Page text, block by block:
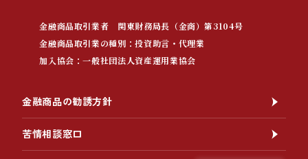
金融商品取引業者 関東財務局長（金商）第3104号
金融商品取引業の種別：投資助言・代理業
加入協会：一般社団法人資産運用業協会
金融商品の勧誘方針
苦情相談窓口